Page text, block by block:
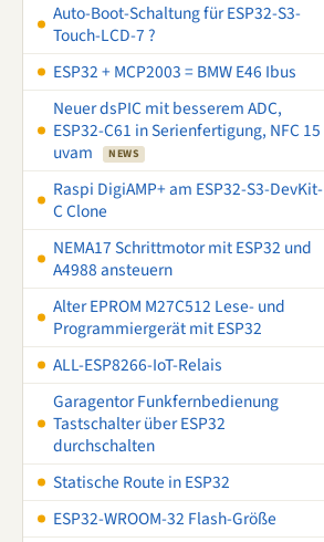
Auto-Boot-Schaltung für ESP32-S3-
Touch-LCD-7 ?
ESP32 + MCP2003 = BMW E46 Ibus
Neuer dsPIC mit besserem ADC,
ESP32-C61 in Serienfertigung, NFC 15
uvam
NEWS
Raspi DigiAMP+ am ESP32-S3-DevKit-
C Clone
NEMA17 Schrittmotor mit ESP32 und
A4988 ansteuern
Alter EPROM M27C512 Lese- und
Programmiergerät mit ESP32
ALL-ESP8266-IoT-Relais
Garagentor Funkfernbedienung
Tastschalter über ESP32
durchschalten
Statische Route in ESP32
ESP32-WROOM-32 Flash-Größe